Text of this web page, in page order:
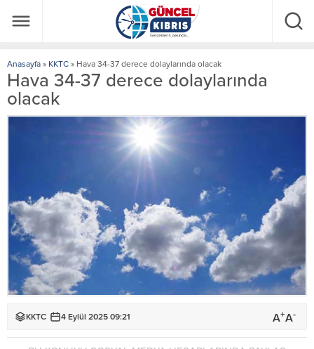
Anasayfa » KKTC » Hava 34-37 derece dolaylarında olacak
Hava 34-37 derece dolaylarında
olacak
KKTC 4 Eylül 2025 09:21 A+A-